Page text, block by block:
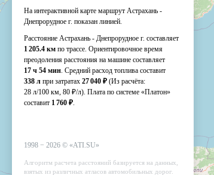
На интерактивной карте маршрут Астрахань -
Днепрорудное г. показан линией.
Расстояние Астрахань - Днепрорудное г. составляет
1 205.4 км по трассе. Ориентировочное время
преодоления расстояния на машине составляет
17 ч 54 мин. Средний расход топлива составит
338 л при затратах 27 040 ₽ (Из расчёта:
28 л/100 км, 80 ₽/л). Плата по системе «Платон»
составит 1 760 ₽.
1998 − 2026 © «ATI.SU»
Алгоритм расчета расстояний базируется на данных,
взятых из различных атласов автомобильных дорог.